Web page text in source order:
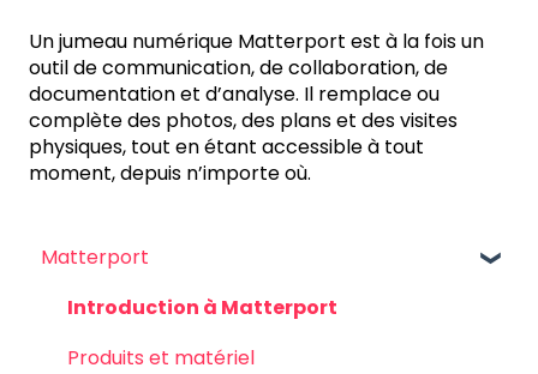
Un jumeau numérique Matterport est à la fois un
outil de communication, de collaboration, de
documentation et d’analyse. Il remplace ou
complète des photos, des plans et des visites
physiques, tout en étant accessible à tout
moment, depuis n’importe où.
Matterport
Introduction à Matterport
Produits et matériel